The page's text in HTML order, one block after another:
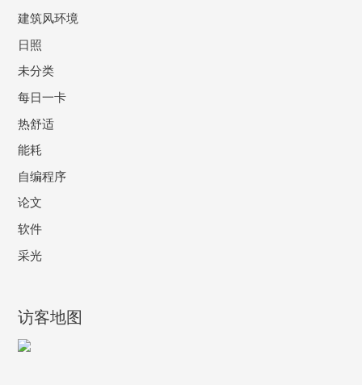
建筑风环境
日照
未分类
每日一卡
热舒适
能耗
自编程序
论文
软件
采光
访客地图